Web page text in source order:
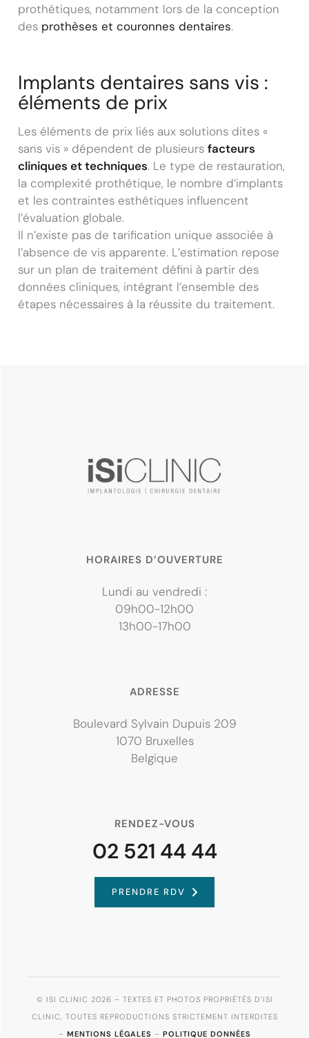
prothétiques, notamment lors de la conception
des prothèses et couronnes dentaires.
Implants dentaires sans vis :
éléments de prix
Les éléments de prix liés aux solutions dites «
sans vis » dépendent de plusieurs facteurs
cliniques et techniques. Le type de restauration,
la complexité prothétique, le nombre d’implants
et les contraintes esthétiques influencent
l’évaluation globale.
Il n’existe pas de tarification unique associée à
l’absence de vis apparente. L’estimation repose
sur un plan de traitement défini à partir des
données cliniques, intégrant l’ensemble des
étapes nécessaires à la réussite du traitement.
HORAIRES D’OUVERTURE
Lundi au vendredi :
09h00-12h00
13h00-17h00
ADRESSE
Boulevard Sylvain Dupuis 209
1070 Bruxelles
Belgique
RENDEZ-VOUS
02 521 44 44
PRENDRE RDV
© ISI CLINIC 2026 – TEXTES ET PHOTOS PROPRIÉTÉS D’ISI
CLINIC, TOUTES REPRODUCTIONS STRICTEMENT INTERDITES
– MENTIONS LÉGALES – POLITIQUE DONNÉES